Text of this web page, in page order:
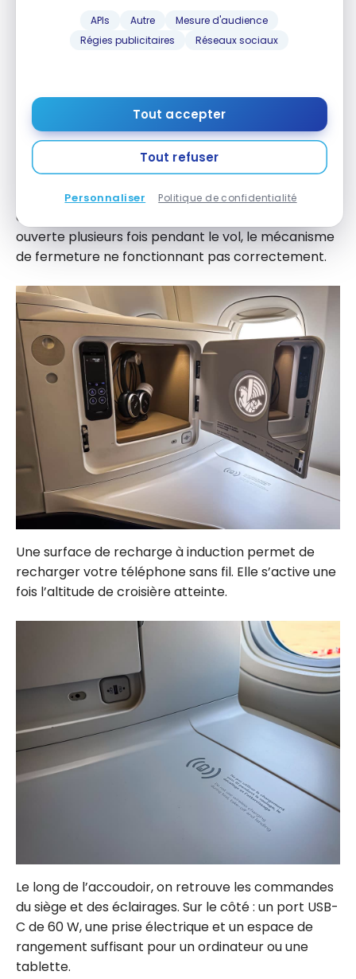
APIs Autre
Mesure d'audience
Régies publicitaires
Réseaux sociaux
Tout accepter
Tout refuser
Personnaliser Politique de confidentialité
Un coffre de rangement, similaire à celui de l’A350,
renferme le casque audio à réduction de bruit, la
prise casque, un port USB-A, la télécommande
tactile et un miroir intégré dans la porte.
L’hippocampe ailé rétro-éclairé est du plus bel
effet. Un défaut à noter cependant : la porte s’est
ouverte plusieurs fois pendant le vol, le mécanisme
de fermeture ne fonctionnant pas correctement.
Une surface de recharge à induction permet de
recharger votre téléphone sans fil. Elle s’active une
fois l’altitude de croisière atteinte.
Le long de l’accoudoir, on retrouve les commandes
du siège et des éclairages. Sur le côté : un port USB-
C de 60 W, une prise électrique et un espace de
rangement suffisant pour un ordinateur ou une
tablette.